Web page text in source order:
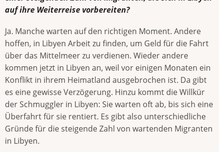
auf ihre Weiterreise vorbereiten?
Ja. Manche warten auf den richtigen Moment. Andere
hoffen, in Libyen Arbeit zu finden, um Geld für die Fahrt
über das Mittelmeer zu verdienen. Wieder andere
kommen jetzt in Libyen an, weil vor einigen Monaten ein
Konflikt in ihrem Heimatland ausgebrochen ist. Da gibt
es eine gewisse Verzögerung. Hinzu kommt die Willkür
der Schmuggler in Libyen: Sie warten oft ab, bis sich eine
Überfahrt für sie rentiert. Es gibt also unterschiedliche
Gründe für die steigende Zahl von wartenden Migranten
in Libyen.